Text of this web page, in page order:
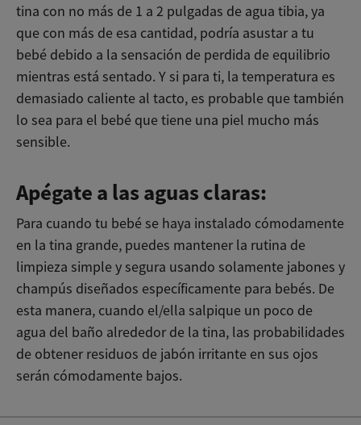
tina con no más de 1 a 2 pulgadas de agua tibia, ya
que con más de esa cantidad, podría asustar a tu
bebé debido a la sensación de perdida de equilibrio
mientras está sentado. Y si para ti, la temperatura es
demasiado caliente al tacto, es probable que también
lo sea para el bebé que tiene una piel mucho más
sensible.
Apégate a las aguas claras:
Para cuando tu bebé se haya instalado cómodamente
en la tina grande, puedes mantener la rutina de
limpieza simple y segura usando solamente jabones y
champús diseñados específicamente para bebés. De
esta manera, cuando el/ella salpique un poco de
agua del baño alrededor de la tina, las probabilidades
de obtener residuos de jabón irritante en sus ojos
serán cómodamente bajos.